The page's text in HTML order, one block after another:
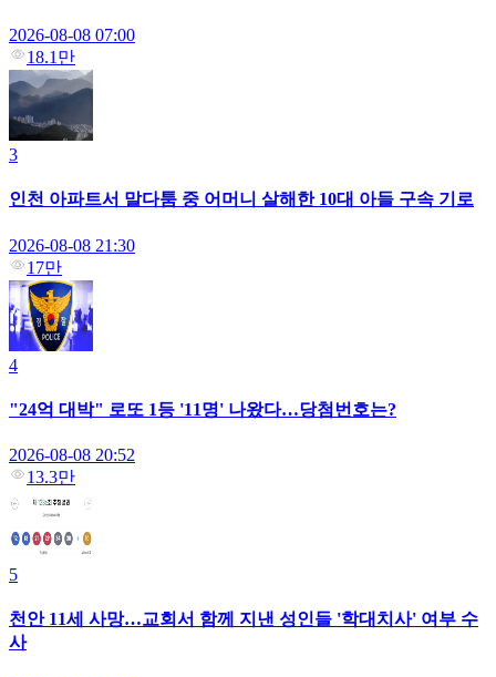
2026-08-08 07:00
18.1만
3
인천 아파트서 말다툼 중 어머니 살해한 10대 아들 구속 기로
2026-08-08 21:30
17만
4
"24억 대박" 로또 1등 '11명' 나왔다…당첨번호는?
2026-08-08 20:52
13.3만
5
천안 11세 사망…교회서 함께 지낸 성인들 '학대치사' 여부 수
사